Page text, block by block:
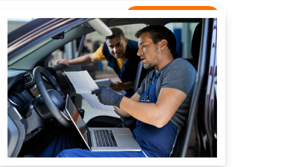
Rastreamento
BLOG CONTATO
Unidade Raposa